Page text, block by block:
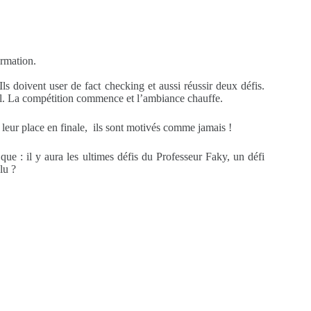
doivent user de fact checking et aussi réussir deux défis.
La compétition commence et l’ambiance chauffe.
place en finale, ils sont motivés comme jamais !
: il y aura les ultimes défis du Professeur Faky, un défi
?